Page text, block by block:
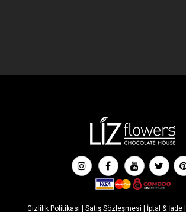
Gizlilik Politikası | Satış Sözleşmesi | İptal & İade|